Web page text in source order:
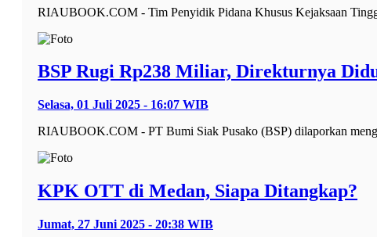
RIAUBOOK.COM - Tim Penyidik Pidana Khusus Kejaksaan
BSP Rugi Rp238 Miliar, Direkturnya
Selasa, 01 Juli 2025 - 16:07 WIB
RIAUBOOK.COM - PT Bumi Siak Pusako (BSP) dilaporkan
KPK OTT di Medan, Siapa Ditangkap?
Jumat, 27 Juni 2025 - 20:38 WIB